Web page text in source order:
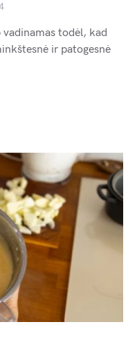
todėl, kad
ir patogesnė